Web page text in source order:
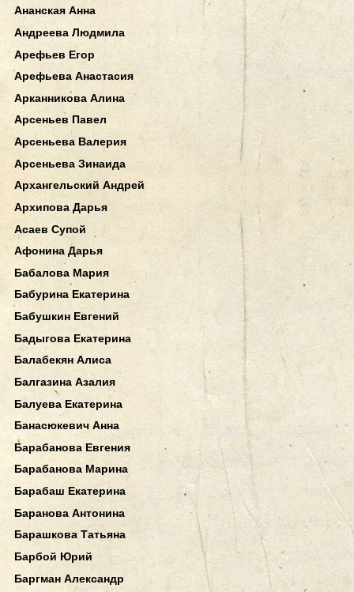
Ананская Анна
Андреева Людмила
Арефьев Егор
Арефьева Анастасия
Арканникова Алина
Арсеньев Павел
Арсеньева Валерия
Арсеньева Зинаида
Архангельский Андрей
Архипова Дарья
Асаев Супой
Афонина Дарья
Бабалова Мария
Бабурина Екатерина
Бабушкин Евгений
Бадыгова Екатерина
Балабекян Алиса
Балгазина Азалия
Балуева Екатерина
Банасюкевич Анна
Барабанова Евгения
Барабанова Марина
Барабаш Екатерина
Баранова Антонина
Барашкова Татьяна
Барбой Юрий
Баргман Александр